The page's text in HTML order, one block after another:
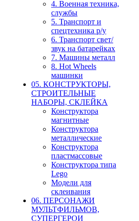
4. Военная техника,
службы
5. Транспорт и
спецтехника р/у
6. Транспорт свет/
звук на батарейках
7. Машины металл
8. Hot Wheels
машинки
05. КОНСТРУКТОРЫ,
СТРОИТЕЛЬНЫЕ
НАБОРЫ, СКЛЕЙКА
Конструктора
магнитные
Конструктора
металлические
Конструктора
пластмассовые
Конструктора типа
Lego
Модели для
склеивания
06. ПЕРСОНАЖИ
МУЛЬТФИЛЬМОВ,
СУПЕРГЕРОИ